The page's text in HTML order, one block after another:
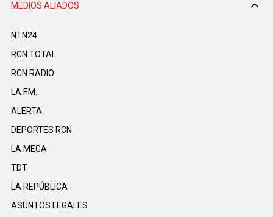
MEDIOS ALIADOS
NTN24
RCN TOTAL
RCN RADIO
LA F.M.
ALERTA
DEPORTES RCN
LA MEGA
TDT
LA REPÚBLICA
ASUNTOS LEGALES